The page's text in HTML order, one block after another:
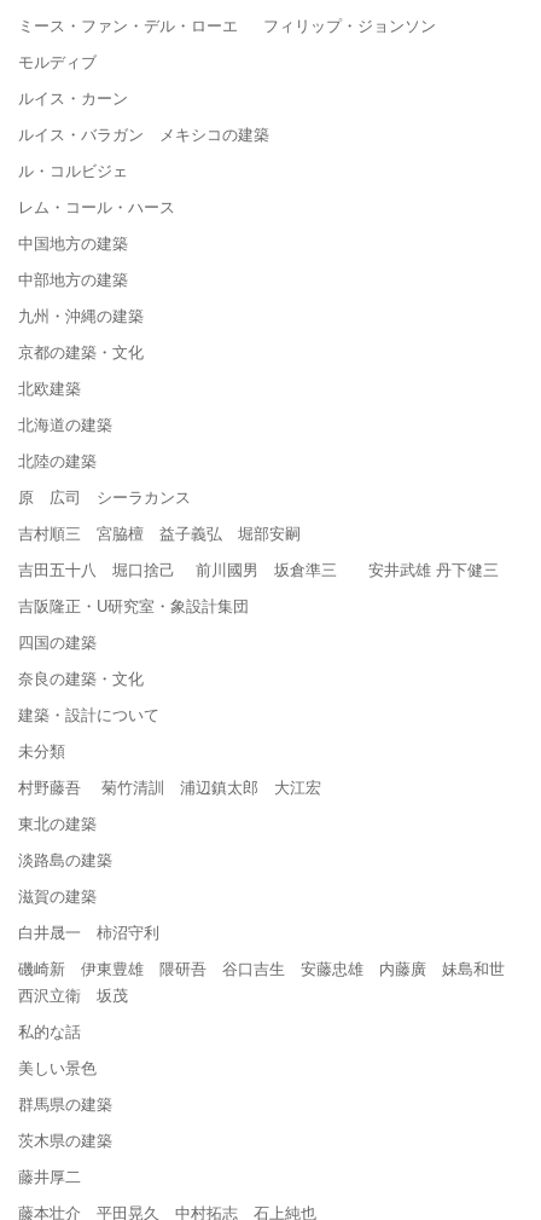
ミース・ファン・デル・ローエ フィリップ・ジョンソン
モルディブ
ルイス・カーン
ルイス・バラガン メキシコの建築
ル・コルビジェ
レム・コール・ハース
中国地方の建築
中部地方の建築
九州・沖縄の建築
京都の建築・文化
北欧建築
北海道の建築
北陸の建築
原 広司 シーラカンス
吉村順三 宮脇檀 益子義弘 堀部安嗣
吉田五十八 堀口捨己 前川國男 坂倉準三 安井武雄 丹下健三
吉阪隆正・U研究室・象設計集団
四国の建築
奈良の建築・文化
建築・設計について
未分類
村野藤吾 菊竹清訓 浦辺鎮太郎 大江宏
東北の建築
淡路島の建築
滋賀の建築
白井晟一 柿沼守利
磯崎新 伊東豊雄 隈研吾 谷口吉生 安藤忠雄 内藤廣 妹島和世
西沢立衛 坂茂
私的な話
美しい景色
群馬県の建築
茨木県の建築
藤井厚二
藤本壮介 平田晃久 中村拓志 石上純也